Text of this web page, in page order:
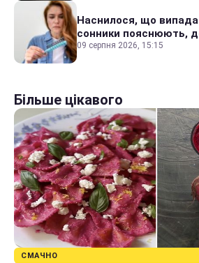
Наснилося, що
сонники пояснюють,
09 серпня 2026, 15:15
Більше цікавого
СМАЧНО